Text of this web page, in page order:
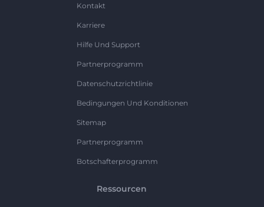
Kontakt
Karriere
Hilfe Und Support
Partnerprogramm
Datenschutzrichtlinie
Bedingungen Und Konditionen
Sitemap
Partnerprogramm
Botschafterprogramm
Ressourcen